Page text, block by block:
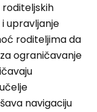
upravljanje
roditeljima da
ograničavanje
navigaciju